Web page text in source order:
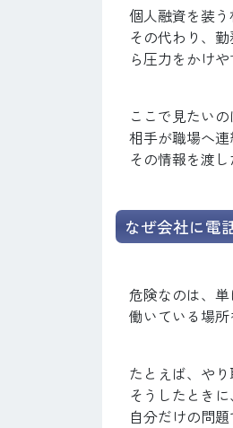
個人融資を装
その代わり、
ら圧力をかけ
ここで見たい
相手が職場へ連
その情報を渡
なぜ会社に電
危険なのは、単
働いている場
たとえば、や
そうしたとき
自分だけの問